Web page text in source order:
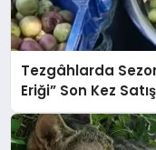
Tezgâhlarda Sezon
Eriği” Son Kez